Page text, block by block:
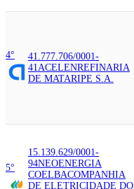
4°
41.777.706/0001-
41 ACELENREFINARIA
DE MATARIPE S.A.
5°
15.139.629/0001-
94NEOENERGIA
COELBACOMPANHIA
DE ELETRICIDADE DO